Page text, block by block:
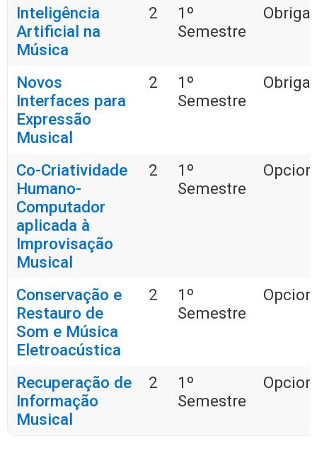
Inteligência
Artificial na
Música
2
1º
Semestre
Novos
Interfaces para
Expressão
Musical
2
1º
Semestre
Co-Criatividade
Humano-
Computador
aplicada à
Improvisação
Musical
2
1º
Semestre
Conservação e
Restauro de
Som e Música
Eletroacústica
2
1º
Semestre
Recuperação de
Informação
Musical
2
1º
Semestre